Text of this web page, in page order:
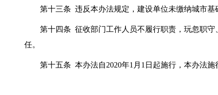
第十三条 违反本办法规定，建设单位未缴纳城市基
第十四条 征收部门工作人员不履行职责，玩忽职守
任。
第十五条 本办法自2020年1月1日起施行，本办法施